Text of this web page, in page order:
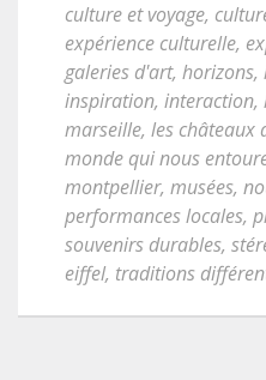
culture et voyage,
expérience culturelle,
galeries d'art, horizons,
inspiration, interaction,
marseille, les châteaux
monde qui nous
montpellier, musées,
performances locales,
souvenirs durables,
eiffel, traditions